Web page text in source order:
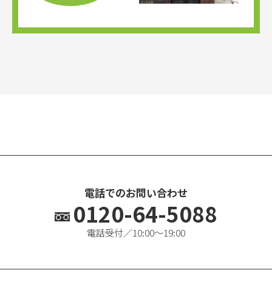
電話でのお問い合わせ
0120-64-5088
電話受付／10:00〜19:00